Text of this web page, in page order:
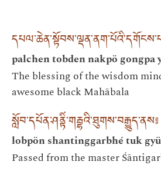
palchen tobden nakpö gongpa
The blessing of the wisdom
awesome black Mahābala
སློབ་དཔོན་ཤནྟིཾ་གརྦྷའི་ཐུགས་བརྒྱུད་ནས༔
lobpön shantinggarbhé tuk
Passed from the master